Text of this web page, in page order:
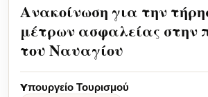
Ανακοίνωση για την
μέτρων ασφαλείας στην
του Ναυαγίου
Yπουργείο Τουρισμού